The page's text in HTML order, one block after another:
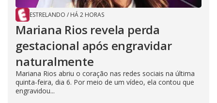
ESTRELANDO / HÁ 2 HORAS
Mariana Rios revela perda
gestacional após engravidar
naturalmente
Mariana Rios abriu o coração nas redes sociais na última
quinta-feira, dia 6. Por meio de um vídeo, ela contou que
engravidou...